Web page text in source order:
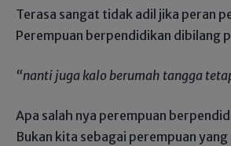
Terasa sangat tidak adil jika peran
Perempuan berpendidikan dibilang
“nanti juga kalo berumah tangga
Apa salah nya perempuan
Bukan kita sebagai perempuan